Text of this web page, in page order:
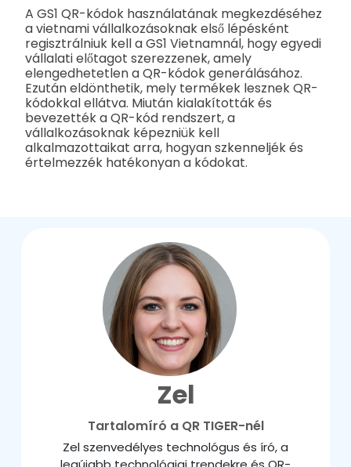
A GS1 QR-kódok használatának megkezdéséhez
a vietnami vállalkozásoknak első lépésként
regisztrálniuk kell a GS1 Vietnamnál, hogy egyedi
vállalati előtagot szerezzenek, amely
elengedhetetlen a QR-kódok generálásához.
Ezután eldönthetik, mely termékek lesznek QR-
kódokkal ellátva. Miután kialakították és
bevezették a QR-kód rendszert, a
vállalkozásoknak képezniük kell
alkalmazottaikat arra, hogyan szkenneljék és
értelmezzék hatékonyan a kódokat.
Zel
Tartalomíró a QR TIGER-nél
Zel szenvedélyes technológus és író, a